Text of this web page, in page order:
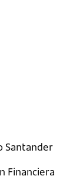
Santander
Financiera